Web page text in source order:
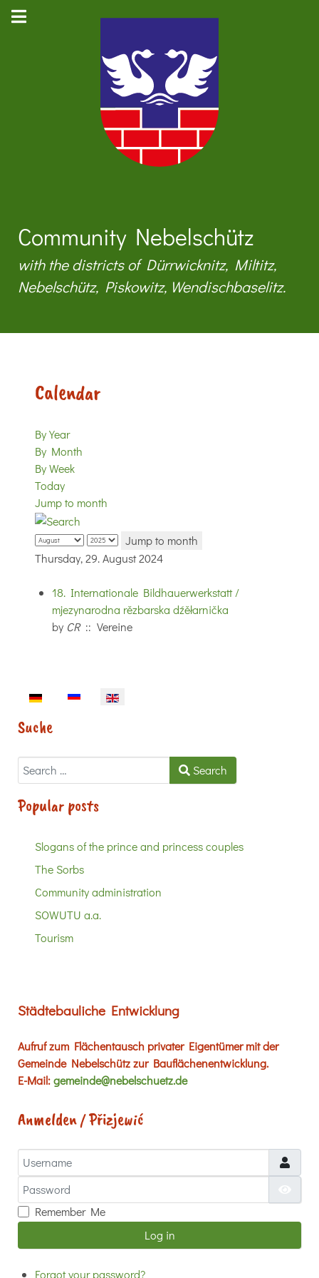
Community Nebelschütz
with the districts of Dürrwicknitz, Miltitz,
Nebelschütz, Piskowitz, Wendischbaselitz.
Calendar
By Year
By Month
By Week
Today
Jump to month
Jump to month
Thursday, 29. August 2024
18. Internationale Bildhauerwerkstatt /
mjezynarodna rězbarska dźěłarnička
by CR:: Vereine
Select your language
Suche
Search Search
Popular posts
Slogans of the prince and princess couples
The Sorbs
Community administration
SOWUTU a.a.
Tourism
Städtebauliche Entwicklung
Aufruf zum Flächentausch privater Eigentümer mit der
Gemeinde Nebelschütz zur Bauflächenentwicklung.
E-Mail:gemeinde@nebelschuetz.de
Anmelden / Přizjewić
Username
Password
Remember Me
Log in
Forgot your password?